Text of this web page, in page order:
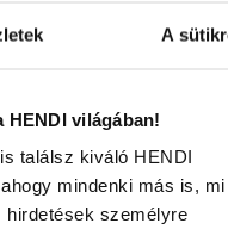
A
HENDI világában!
találsz kiváló HENDI
mindenki más is,
hirdetések személyre